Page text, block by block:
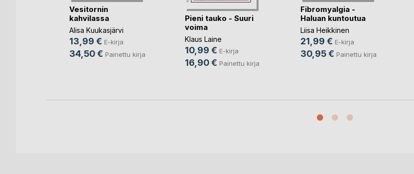
Vesitornin
kahvilassa
Alisa Kuukasjärvi
13,99 € E-kirja
34,50 € Painettu kirja
Pieni tauko - Suuri
voima
Klaus Laine
10,99 € E-kirja
16,90 € Painettu kirja
Fibromyalgia -
Haluan kuntoutua
Liisa Heikkinen
21,99 € E-kirja
30,95 € Painettu kirja